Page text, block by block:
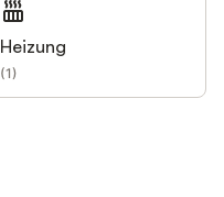
Heizung
(1)